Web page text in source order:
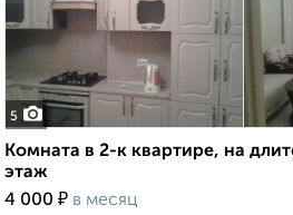
5
Комната в 2-к квартире, на
этаж
4 000 ₽ в месяц